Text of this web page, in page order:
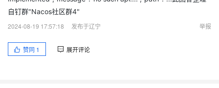
自钉群"Nacos社区群4"
2024-08-19 17:57:18
发布于辽宁 举报
赞同 1 展开评论